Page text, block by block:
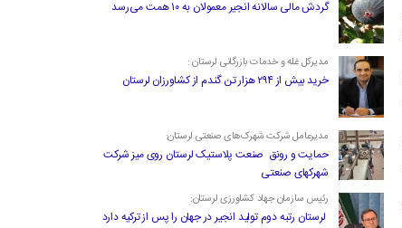
گردش مالی سالانه انجیر معمولان به ۱۰ همت می‌رسد
مدیرکل غله و خدمات بازرگانی لرستان :
خرید بیش از ۲۹۴ هزار تن گندم از کشاورزان لرستان
مدیرعامل شرکت شهرک‌های صنعتی لرستان:
حمایت و رونق صنعت پلاستیک لرستان روی میز شرکت
شهرکهای صنعتی
رئیس سازمان جهاد کشاورزی لرستان:
لرستان رتبه دوم تولید انجیر در جهان را پس از ترکیه دارد